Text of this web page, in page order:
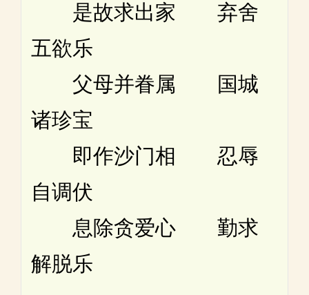
是故求出家 弃舍
五欲乐
父母并眷属 国城
诸珍宝
即作沙门相 忍辱
自调伏
息除贪爱心 勤求
解脱乐